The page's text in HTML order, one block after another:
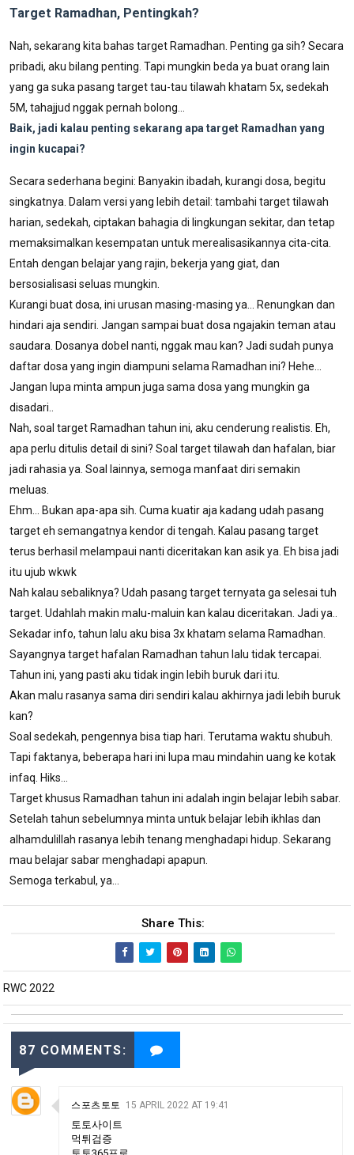
Target Ramadhan, Pentingkah?
Nah, sekarang kita bahas target Ramadhan. Penting ga sih? Secara
pribadi, aku bilang penting. Tapi mungkin beda ya buat orang lain
yang ga suka pasang target tau-tau tilawah khatam 5x, sedekah
5M, tahajjud nggak pernah bolong...
Baik, jadi kalau penting sekarang apa target Ramadhan yang
ingin kucapai?
Secara sederhana begini: Banyakin ibadah, kurangi dosa, begitu
singkatnya. Dalam versi yang lebih detail: tambahi target tilawah
harian, sedekah, ciptakan bahagia di lingkungan sekitar, dan tetap
memaksimalkan kesempatan untuk merealisasikannya cita-cita.
Entah dengan belajar yang rajin, bekerja yang giat, dan
bersosialisasi seluas mungkin.
Kurangi buat dosa, ini urusan masing-masing ya... Renungkan dan
hindari aja sendiri. Jangan sampai buat dosa ngajakin teman atau
saudara. Dosanya dobel nanti, nggak mau kan? Jadi sudah punya
daftar dosa yang ingin diampuni selama Ramadhan ini? Hehe...
Jangan lupa minta ampun juga sama dosa yang mungkin ga
disadari..
Nah, soal target Ramadhan tahun ini, aku cenderung realistis. Eh,
apa perlu ditulis detail di sini? Soal target tilawah dan hafalan, biar
jadi rahasia ya. Soal lainnya, semoga manfaat diri semakin
meluas.
Ehm... Bukan apa-apa sih. Cuma kuatir aja kadang udah pasang
target eh semangatnya kendor di tengah. Kalau pasang target
terus berhasil melampaui nanti diceritakan kan asik ya. Eh bisa jadi
itu ujub wkwk
Nah kalau sebaliknya? Udah pasang target ternyata ga selesai tuh
target. Udahlah makin malu-maluin kan kalau diceritakan. Jadi ya..
Sekadar info, tahun lalu aku bisa 3x khatam selama Ramadhan.
Sayangnya target hafalan Ramadhan tahun lalu tidak tercapai.
Tahun ini, yang pasti aku tidak ingin lebih buruk dari itu.
Akan malu rasanya sama diri sendiri kalau akhirnya jadi lebih buruk
kan?
Soal sedekah, pengennya bisa tiap hari. Terutama waktu shubuh.
Tapi faktanya, beberapa hari ini lupa mau mindahin uang ke kotak
infaq. Hiks...
Target khusus Ramadhan tahun ini adalah ingin belajar lebih sabar.
Setelah tahun sebelumnya minta untuk belajar lebih ikhlas dan
alhamdulillah rasanya lebih tenang menghadapi hidup. Sekarang
mau belajar sabar menghadapi apapun.
Semoga terkabul, ya...
Share This:
RWC 2022
87 COMMENTS:
스포츠토토 15 APRIL 2022 AT 19:41
토토사이트
먹튀검증